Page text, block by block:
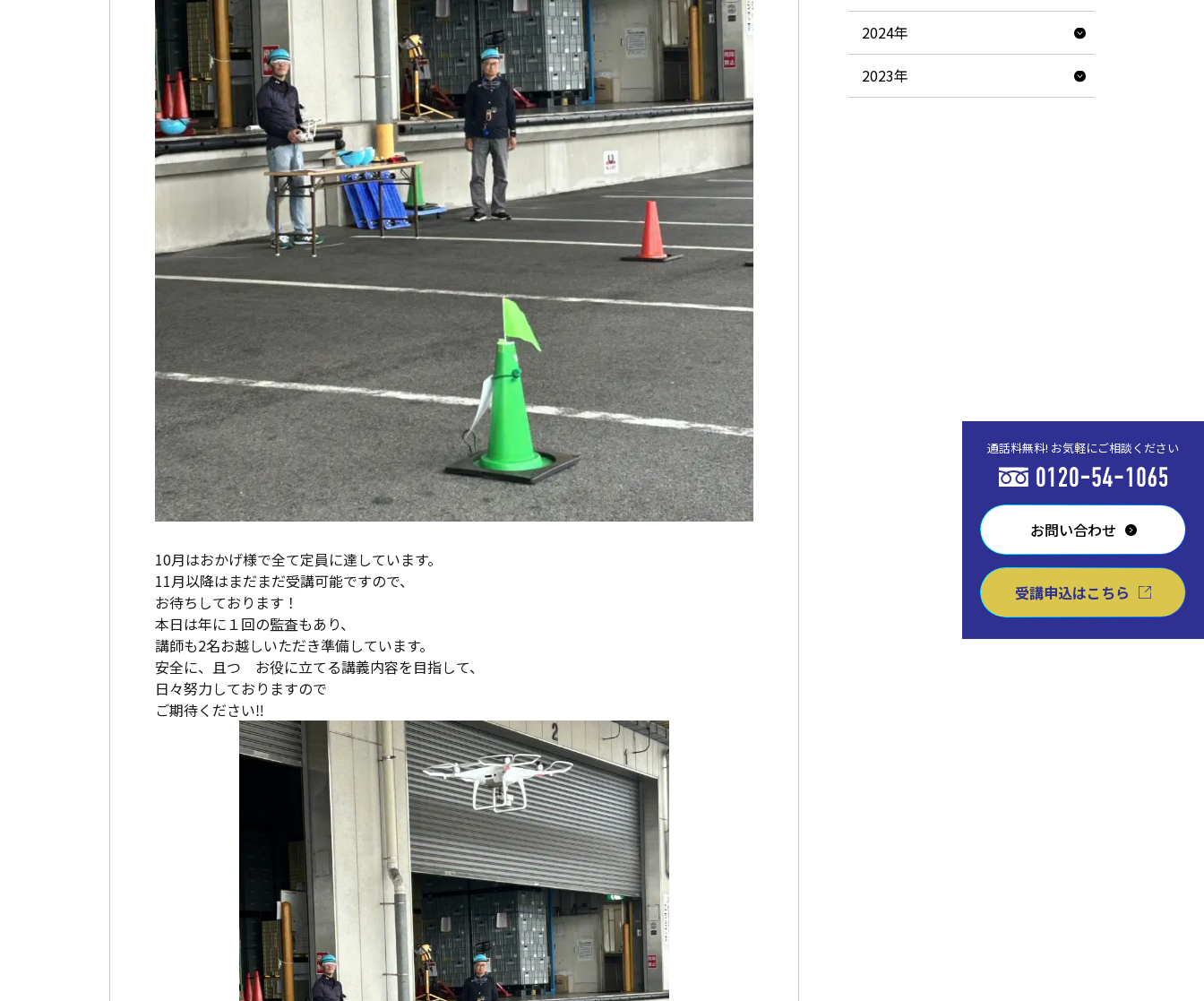
10月はおかげ様で全て定員に達しています。
11月以降はまだまだ受講可能ですので、
お待ちしております！
本日は年に１回の監査もあり、
講師も2名お越しいただき準備しています。
安全に、且つ お役に立てる講義内容を目指して、
日々努力しておりますので
ご期待ください‼
2024年
2023年
通話料無料! お気軽にご相談ください
お問い合わせ
受講申込はこちら